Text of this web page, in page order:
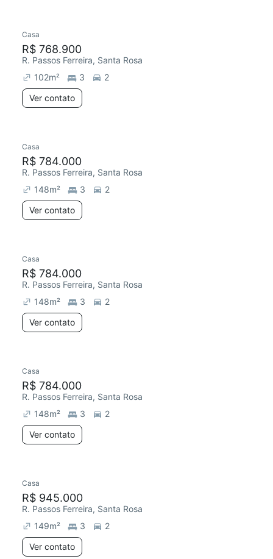
Casa
R$ 768.900
R. Passos Ferreira, Santa Rosa
102m² 3
2
Ver contato
Casa
R$ 784.000
R. Passos Ferreira, Santa Rosa
148m² 3
2
Ver contato
Casa
R$ 784.000
R. Passos Ferreira, Santa Rosa
148m² 3
2
Ver contato
Casa
R$ 784.000
R. Passos Ferreira, Santa Rosa
148m² 3
2
Ver contato
Casa
R$ 945.000
R. Passos Ferreira, Santa Rosa
149m² 3
2
Ver contato